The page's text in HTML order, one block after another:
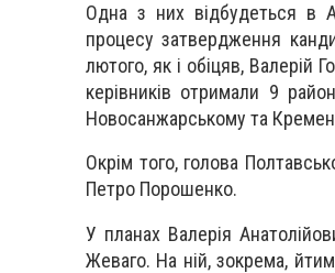
Одна з них відбудеться в
процесу затвердження
лютого, як і обіцяв, Валерій
керівників отримали 9
Новосанжарському та
Окрім того, голова
Петро Порошенко.
У планах Валерія
Жеваго. На ній, зокрема,